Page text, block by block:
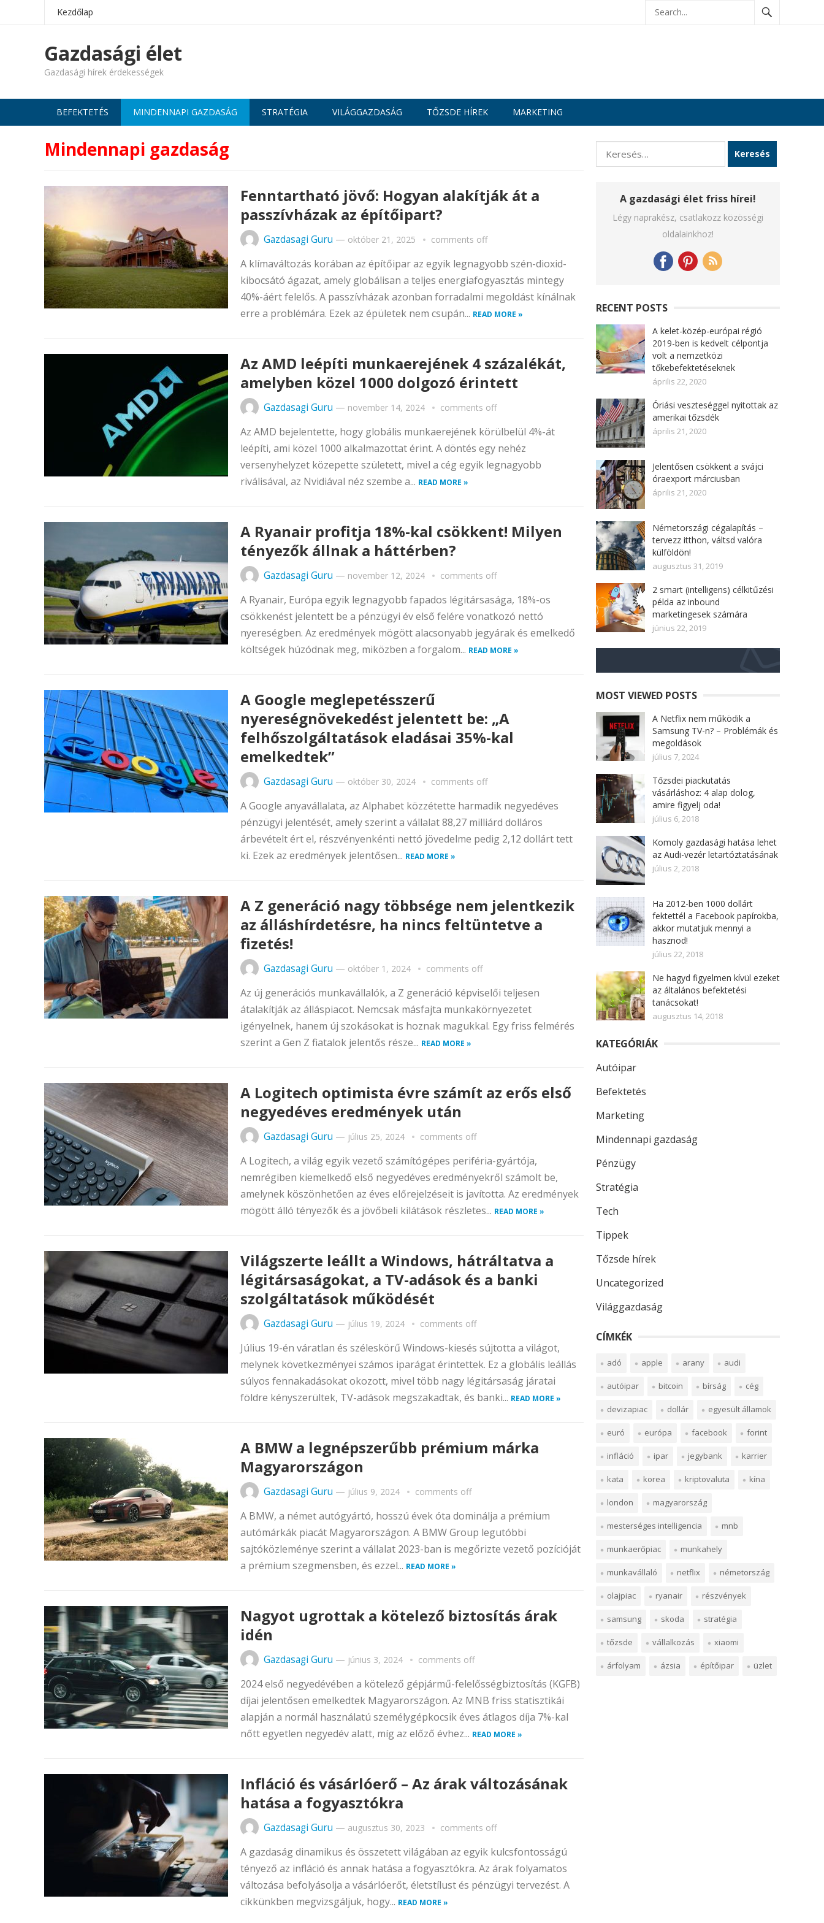
Kezdőlap
Gazdasági élet
Gazdasági hírek érdekességek
BEFEKTETÉS MINDENNAPI GAZDASÁG STRATÉGIA VILÁGGAZDASÁG TŐZSDE HÍREK MARKETING
Mindennapi gazdaság
Fenntartható jövő: Hogyan alakítják át a
passzívházak az építőipart?
Gazdasagi Guru — október 21, 2025 comments off
A klímaváltozás korában az építőipar az egyik legnagyobb szén-dioxid-
kibocsátó ágazat, amely globálisan a teljes energiafogyasztás mintegy
40%-áért felelős. A passzívházak azonban forradalmi megoldást kínálnak
erre a problémára. Ezek az épületek nem csupán... READ MORE »
Az AMD leépíti munkaerejének 4 százalékát,
amelyben közel 1000 dolgozó érintett
Gazdasagi Guru — november 14, 2024 comments off
Az AMD bejelentette, hogy globális munkaerejének körülbelül 4%-át
leépíti, ami közel 1000 alkalmazottat érint. A döntés egy nehéz
versenyhelyzet közepette született, mivel a cég egyik legnagyobb
riválisával, az Nvidiával néz szembe a... READ MORE »
A Ryanair profitja 18%-kal csökkent! Milyen
tényezők állnak a háttérben?
Gazdasagi Guru — november 12, 2024 comments off
A Ryanair, Európa egyik legnagyobb fapados légitársasága, 18%-os
csökkenést jelentett be a pénzügyi év első felére vonatkozó nettó
nyereségben. Az eredmények mögött alacsonyabb jegyárak és emelkedő
költségek húzódnak meg, miközben a forgalom... READ MORE »
A Google meglepetésszerű
nyereségnövekedést jelentett be: „A
felhőszolgáltatások eladásai 35%-kal
emelkedtek”
Gazdasagi Guru — október 30, 2024 comments off
A Google anyavállalata, az Alphabet közzétette harmadik negyedéves
pénzügyi jelentését, amely szerint a vállalat 88,27 milliárd dolláros
árbevételt ért el, részvényenkénti nettó jövedelme pedig 2,12 dollárt tett
ki. Ezek az eredmények jelentősen... READ MORE »
A Z generáció nagy többsége nem jelentkezik
az álláshírdetésre, ha nincs feltüntetve a
fizetés!
Gazdasagi Guru — október 1, 2024 comments off
Az új generációs munkavállalók, a Z generáció képviselői teljesen
átalakítják az álláspiacot. Nemcsak másfajta munkakörnyezetet
igényelnek, hanem új szokásokat is hoznak magukkal. Egy friss felmérés
szerint a Gen Z fiatalok jelentős része... READ MORE »
A Logitech optimista évre számít az erős első
negyedéves eredmények után
Gazdasagi Guru — július 25, 2024 comments off
A Logitech, a világ egyik vezető számítógépes periféria-gyártója,
nemrégiben kiemelkedő első negyedéves eredményekről számolt be,
amelynek köszönhetően az éves előrejelzéseit is javította. Az eredmények
mögött álló tényezők és a jövőbeli kilátások részletes... READ MORE »
Világszerte leállt a Windows, hátráltatva a
légitársaságokat, a TV-adások és a banki
szolgáltatások működését
Gazdasagi Guru — július 19, 2024 comments off
Július 19-én váratlan és széleskörű Windows-kiesés sújtotta a világot,
melynek következményei számos iparágat érintettek. Ez a globális leállás
súlyos fennakadásokat okozott, mivel több nagy légitársaság járatai
földre kényszerültek, TV-adások megszakadtak, és banki... READ MORE »
A BMW a legnépszerűbb prémium márka
Magyarországon
Gazdasagi Guru — július 9, 2024 comments off
A BMW, a német autógyártó, hosszú évek óta dominálja a prémium
autómárkák piacát Magyarországon. A BMW Group legutóbbi
sajtóközleménye szerint a vállalat 2023-ban is megőrizte vezető pozícióját
a prémium szegmensben, és ezzel... READ MORE »
Nagyot ugrottak a kötelező biztosítás árak
idén
Gazdasagi Guru — június 3, 2024 comments off
2024 első negyedévében a kötelező gépjármű-felelősségbiztosítás (KGFB)
díjai jelentősen emelkedtek Magyarországon. Az MNB friss statisztikái
alapján a normál használatú személygépkocsik éves átlagos díja 7%-kal
nőtt egyetlen negyedév alatt, míg az előző évhez... READ MORE »
Infláció és vásárlóerő – Az árak változásának
hatása a fogyasztókra
Gazdasagi Guru — augusztus 30, 2023 comments off
A gazdaság dinamikus és összetett világában az egyik kulcsfontosságú
tényező az infláció és annak hatása a fogyasztókra. Az árak folyamatos
változása befolyásolja a vásárlóerőt, életstílust és pénzügyi tervezést. A
cikkünkben megvizsgáljuk, hogy... READ MORE »
Keresés:
A gazdasági élet friss hírei!
Légy naprakész, csatlakozz közösségi
oldalainkhoz!
RECENT POSTS
A kelet-közép-európai régió
2019-ben is kedvelt célpontja
volt a nemzetközi
tőkebefektetéseknek
április 22, 2020
Óriási veszteséggel nyitottak az
amerikai tőzsdék
április 21, 2020
Jelentősen csökkent a svájci
óraexport márciusban
április 21, 2020
Németországi cégalapítás –
tervezz itthon, váltsd valóra
külföldön!
augusztus 31, 2019
2 smart (intelligens) célkitűzési
példa az inbound
marketingesek számára
június 22, 2019
MOST VIEWED POSTS
A Netflix nem működik a
Samsung TV-n? – Problémák és
megoldások
július 7, 2024
Tőzsdei piackutatás
vásárláshoz: 4 alap dolog,
amire figyelj oda!
július 6, 2018
Komoly gazdasági hatása lehet
az Audi-vezér letartóztatásának
július 2, 2018
Ha 2012-ben 1000 dollárt
fektettél a Facebook papírokba,
akkor mutatjuk mennyi a
hasznod!
július 22, 2018
Ne hagyd figyelmen kívül ezeket
az általános befektetési
tanácsokat!
augusztus 14, 2018
KATEGÓRIÁK
Autóipar
Befektetés
Marketing
Mindennapi gazdaság
Pénzügy
Stratégia
Tech
Tippek
Tőzsde hírek
Uncategorized
Világgazdaság
CÍMKÉK
adó apple arany audi
autóipar bitcoin bírság cég
devizapiac dollár egyesült államok
euró európa facebook forint
infláció ipar jegybank karrier
kata korea kriptovaluta kína
london magyarország
mesterséges intelligencia mnb
munkaerőpiac munkahely
munkavállaló netflix németország
olajpiac ryanair részvények
samsung skoda stratégia
tőzsde vállalkozás xiaomi
árfolyam ázsia építőipar üzlet